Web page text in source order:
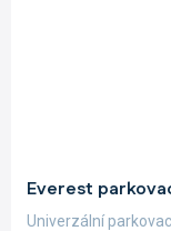
Everest
hodnocení
produktu
Univerzální